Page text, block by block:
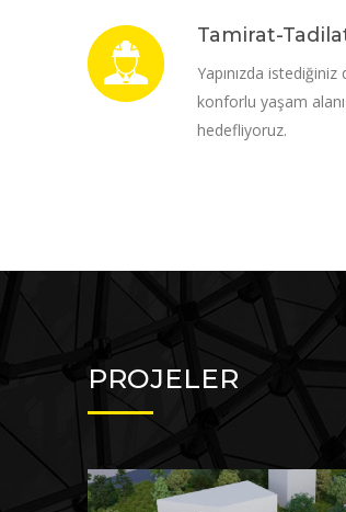
Tamirat-
Yapınızda
konforlu yaşam
hedefliyoruz.
PROJELER